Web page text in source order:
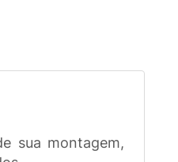
sua montagem,